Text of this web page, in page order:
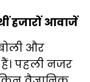
हजारों आवाजें
और
पहली नजर